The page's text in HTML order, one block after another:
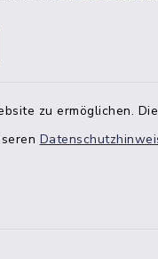
zu ermöglichen.